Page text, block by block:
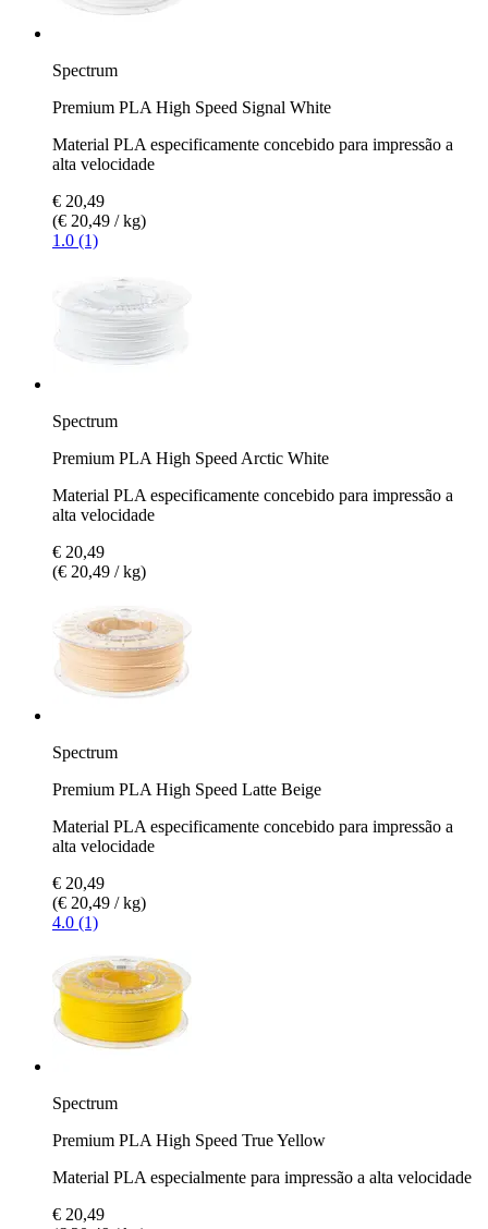
Spectrum
Premium PLA High Speed Signal White
Material PLA especificamente concebido para impressão a
alta velocidade
€ 20,49
(€ 20,49 / kg)
1.0 (1)
Spectrum
Premium PLA High Speed Arctic White
Material PLA especificamente concebido para impressão a
alta velocidade
€ 20,49
(€ 20,49 / kg)
Spectrum
Premium PLA High Speed Latte Beige
Material PLA especificamente concebido para impressão a
alta velocidade
€ 20,49
(€ 20,49 / kg)
4.0 (1)
Spectrum
Premium PLA High Speed True Yellow
Material PLA especialmente para impressão a alta velocidade
€ 20,49